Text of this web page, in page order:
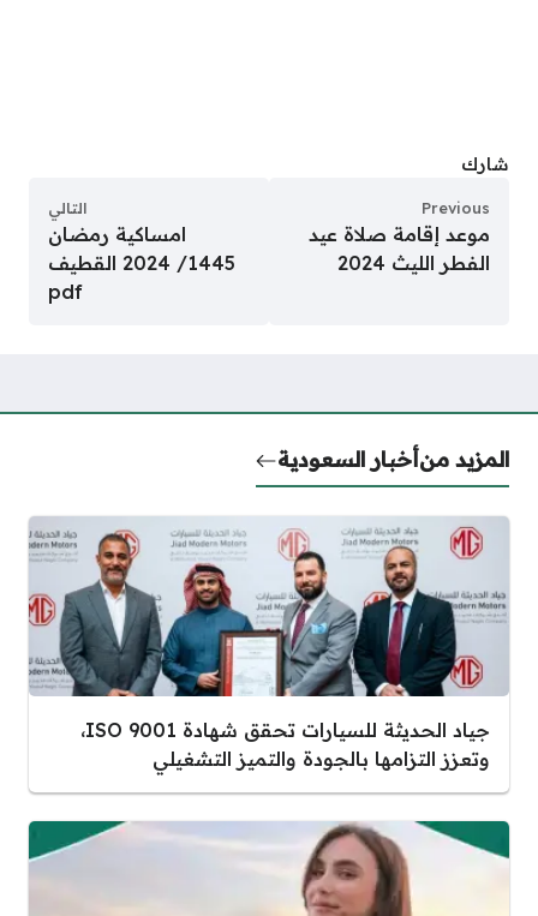
شارك
Previous
موعد إقامة صلاة عيد
الفطر الليث 2024
التالي
امساكية رمضان
1445/ 2024 القطيف
pdf
المزيد منأخبار السعودية
جياد الحديثة للسيارات تحقق شهادة ISO 9001،
وتعزز التزامها بالجودة والتميز التشغيلي